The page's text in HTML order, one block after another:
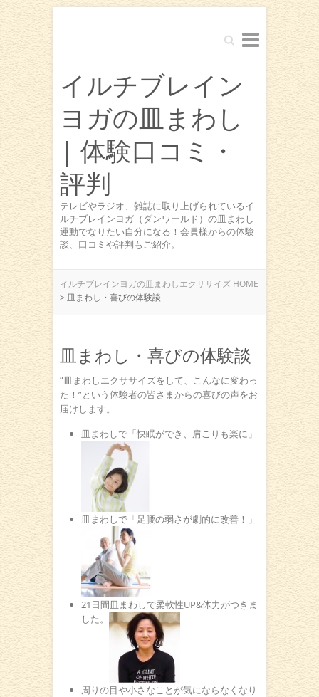
Search
イルチブレイン
ヨガの皿まわし
| 体験口コミ・
評判
テレビやラジオ、雑誌に取り上げられているイ
ルチブレインヨガ（ダンワールド）の皿まわし
運動でなりたい自分になる！会員様からの体験
談、口コミや評判もご紹介。
イルチブレインヨガの皿まわしエクササイズ HOME
> 皿まわし・喜びの体験談
皿まわし・喜びの体験談
”皿まわしエクササイズをして、こんなに変わっ
た！”という体験者の皆さまからの喜びの声をお
届けします。
皿まわしで「快眠ができ、肩こりも楽に」
皿まわしで「足腰の弱さが劇的に改善！」
21日間皿まわしで柔軟性UP&体力がつきま
した。
周りの目や小さなことが気にならなくなり